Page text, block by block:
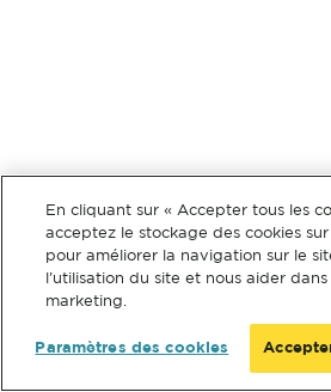
En cliquant sur « Accepter tous les
acceptez le stockage des cookies
pour améliorer la navigation sur le
l’utilisation du site et nous aider
marketing.
Paramètres des cookies